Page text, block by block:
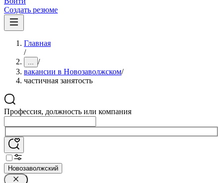
Создать резюме
Главная
/
... /
вакансии в Новозаволжском/
частичная занятость
Профессия, должность или компания
Новозаволжский